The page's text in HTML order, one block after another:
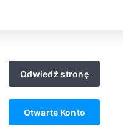
Odwiedź stronę
Otwarte Konto